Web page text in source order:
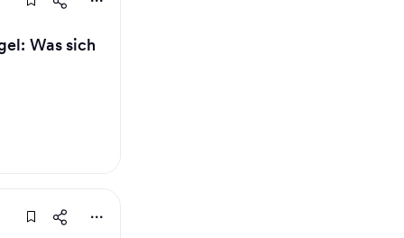
Was sich